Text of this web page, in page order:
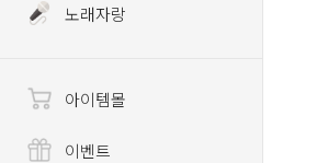
노래자랑
아이템몰
이벤트